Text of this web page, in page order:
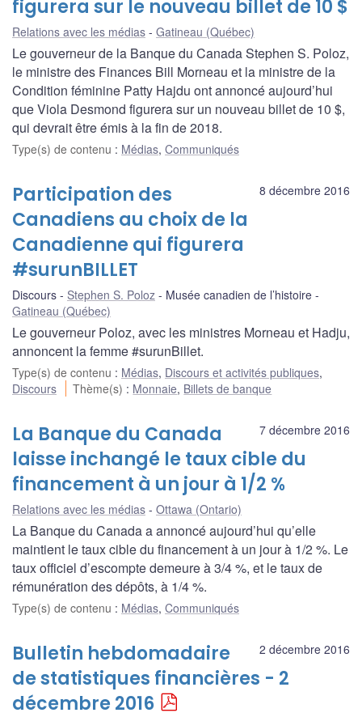
figurera sur le nouveau billet de 10 $
Relations avec les médias Gatineau (Québec)
Le gouverneur de la Banque du Canada Stephen S. Poloz,
le ministre des Finances Bill Morneau et la ministre de la
Condition féminine Patty Hajdu ont annoncé aujourd’hui
que Viola Desmond figurera sur un nouveau billet de 10 $,
qui devrait être émis à la fin de 2018.
Type(s) de contenu : Médias, Communiqués
8 décembre 2016
Participation des
Canadiens au choix de la
Canadienne qui figurera
#surunBILLET
Discours Stephen S. Poloz
Musée canadien de l’histoire
Gatineau (Québec)
Le gouverneur Poloz, avec les ministres Morneau et Hadju,
annoncent la femme #surunBillet.
Type(s) de contenu : Médias, Discours et activités publiques,
Discours
Thème(s) : Monnaie, Billets de banque
7 décembre 2016
La Banque du Canada
laisse inchangé le taux cible du
financement à un jour à 1/2 %
Relations avec les médias Ottawa (Ontario)
La Banque du Canada a annoncé aujourd’hui qu’elle
maintient le taux cible du financement à un jour à 1/2 %. Le
taux officiel d’escompte demeure à 3/4 %, et le taux de
rémunération des dépôts, à 1/4 %.
Type(s) de contenu : Médias, Communiqués
2 décembre 2016
Bulletin hebdomadaire
de statistiques financières - 2
décembre 2016